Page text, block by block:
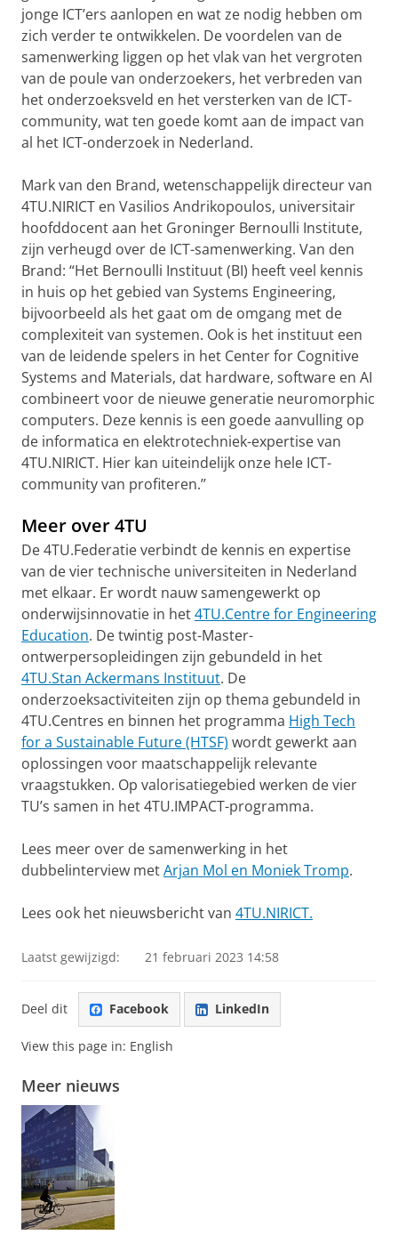
jonge ICT’ers aanlopen en wat ze nodig hebben om
zich verder te ontwikkelen. De voordelen van de
samenwerking liggen op het vlak van het vergroten
van de poule van onderzoekers, het verbreden van
het onderzoeksveld en het versterken van de ICT-
community, wat ten goede komt aan de impact van
al het ICT-onderzoek in Nederland.
Mark van den Brand, wetenschappelijk directeur van
4TU.NIRICT en Vasilios Andrikopoulos, universitair
hoofddocent aan het Groninger Bernoulli Institute,
zijn verheugd over de ICT-samenwerking. Van den
Brand: “Het Bernoulli Instituut (BI) heeft veel kennis
in huis op het gebied van Systems Engineering,
bijvoorbeeld als het gaat om de omgang met de
complexiteit van systemen. Ook is het instituut een
van de leidende spelers in het Center for Cognitive
Systems and Materials, dat hardware, software en AI
combineert voor de nieuwe generatie neuromorphic
computers. Deze kennis is een goede aanvulling op
de informatica en elektrotechniek-expertise van
4TU.NIRICT. Hier kan uiteindelijk onze hele ICT-
community van profiteren.’’
Meer over 4TU
De 4TU.Federatie verbindt de kennis en expertise
van de vier technische universiteiten in Nederland
met elkaar. Er wordt nauw samengewerkt op
onderwijsinnovatie in het4TU.Centre for Engineering
Education. De twintig post-Master-
ontwerpersopleidingen zijn gebundeld in het
4TU.Stan Ackermans Instituut. De
onderzoeksactiviteiten zijn op thema gebundeld in
4TU.Centres en binnen het programma High Tech
for a Sustainable Future (HTSF) wordt gewerkt aan
oplossingen voor maatschappelijk relevante
vraagstukken. Op valorisatiegebied werken de vier
TU’s samen in het 4TU.IMPACT-programma.
Lees meer over de samenwerking in het
dubbelinterview metArjan Mol en Moniek Tromp.
Lees ook het nieuwsbericht van 4TU.NIRICT.
Laatst gewijzigd: 21 februari 2023 14:58
Deel dit Facebook LinkedIn
View this page in: English
Meer nieuws